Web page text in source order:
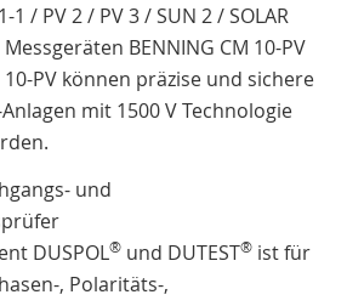
1 / PV 2 / PV 3 / SUN 2 / SOLAR
BENNING CM 10-PV
10-PV können präzise und sichere
mit 1500 V Technologie
und
DUSPOL® und DUTEST® ist für
, Polaritäts-,